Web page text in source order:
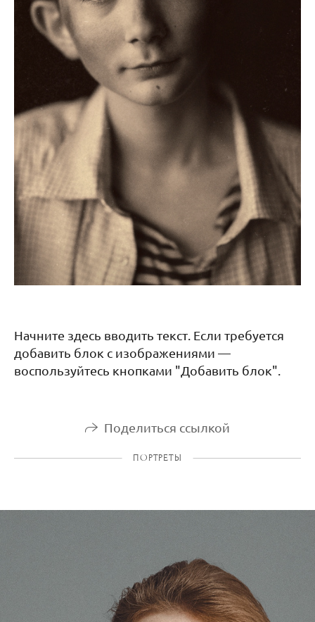
Начните здесь вводить текст. Если требуется
добавить блок с изображениями —
воспользуйтесь кнопками "Добавить блок".
Поделиться ссылкой
ПОРТРЕТЫ